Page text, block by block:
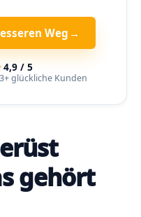
Weg →
4,9 / 5
glückliche Kunden
gehört